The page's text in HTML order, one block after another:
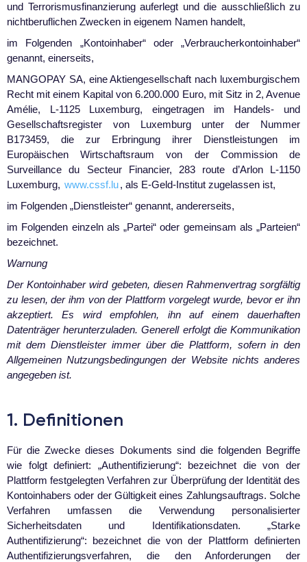
und Terrorismusfinanzierung auferlegt und die ausschließlich zu
nichtberuflichen Zwecken in eigenem Namen handelt,
im Folgenden „Kontoinhaber“ oder „Verbraucherkontoinhaber“
genannt, einerseits,
MANGOPAY SA, eine Aktiengesellschaft nach luxemburgischem
Recht mit einem Kapital von 6.200.000 Euro, mit Sitz in 2, Avenue
Amélie, L-1125 Luxemburg, eingetragen im Handels- und
Gesellschaftsregister von Luxemburg unter der Nummer
B173459, die zur Erbringung ihrer Dienstleistungen im
Europäischen Wirtschaftsraum von der Commission de
Surveillance du Secteur Financier, 283 route d’Arlon L-1150
Luxemburg, www.cssf.lu, als E-Geld-Institut zugelassen ist,
im Folgenden „Dienstleister“ genannt, andererseits,
im Folgenden einzeln als „Partei“ oder gemeinsam als „Parteien“
bezeichnet.
Warnung
Der Kontoinhaber wird gebeten, diesen Rahmenvertrag sorgfältig
zu lesen, der ihm von der Plattform vorgelegt wurde, bevor er ihn
akzeptiert. Es wird empfohlen, ihn auf einem dauerhaften
Datenträger herunterzuladen. Generell erfolgt die Kommunikation
mit dem Dienstleister immer über die Plattform, sofern in den
Allgemeinen Nutzungsbedingungen der Website nichts anderes
angegeben ist.
1. Definitionen
Für die Zwecke dieses Dokuments sind die folgenden Begriffe
wie folgt definiert: „Authentifizierung“: bezeichnet die von der
Plattform festgelegten Verfahren zur Überprüfung der Identität des
Kontoinhabers oder der Gültigkeit eines Zahlungsauftrags. Solche
Verfahren umfassen die Verwendung personalisierter
Sicherheitsdaten und Identifikationsdaten. „Starke
Authentifizierung“: bezeichnet die von der Plattform definierten
Authentifizierungsverfahren, die den Anforderungen der